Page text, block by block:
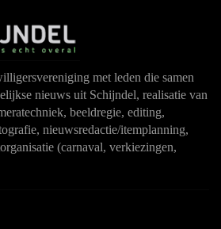
met leden die samen
nieuws uit Schijndel, realisatie van
beeldregie, editing,
nieuwsredactie/itemplanning,
(carnaval, verkiezingen,